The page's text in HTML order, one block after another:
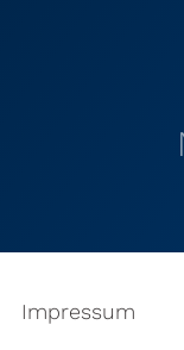
Impressum